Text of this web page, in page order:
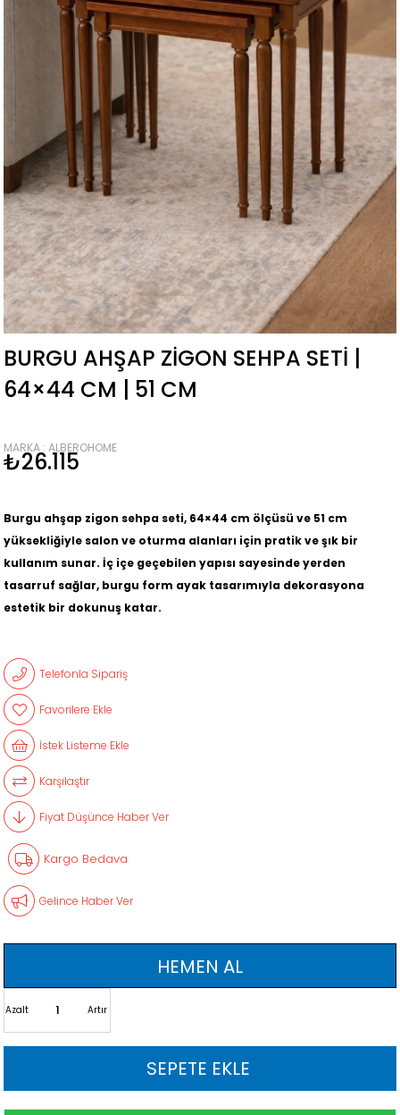
BURGU AHŞAP ZIGON SEHPA SETI |
64×44 CM | 51 CM
MARKA : ALBEROHOME
₺26.115
Burgu ahşap zigon sehpa seti, 64×44 cm ölçüsü ve 51 cm
yüksekliğiyle salon ve oturma alanları için pratik ve şık bir
kullanım sunar. İç içe geçebilen yapısı sayesinde yerden
tasarruf sağlar, burgu form ayak tasarımıyla dekorasyona
estetik bir dokunuş katar.
Telefonla Sipariş
Favorilere Ekle
İstek Listeme Ekle
Karşılaştır
Fiyat Düşünce Haber Ver
Kargo Bedava
Gelince Haber Ver
Artır
Azalt